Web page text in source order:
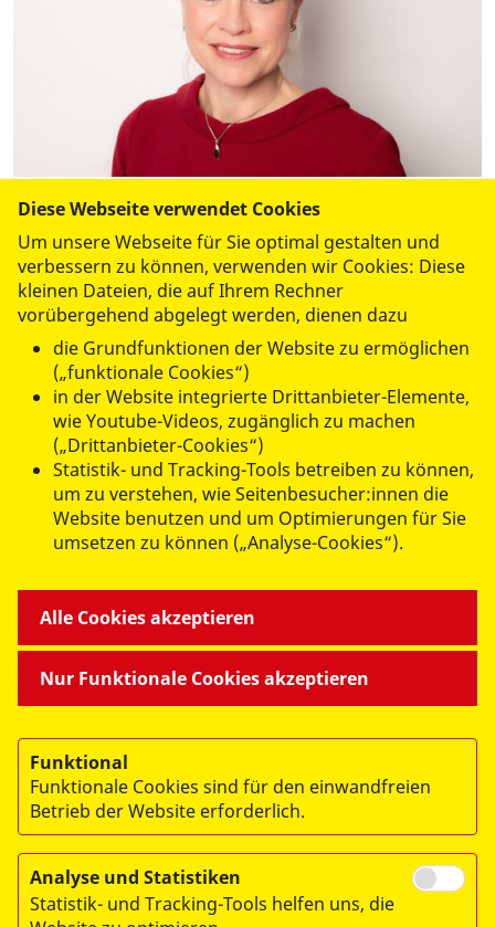
Grit Klee
Bereichsleiterin Soziale Dienste | ambulante Pflege |
Tagespflegen
Mobil Nummer:0176 14182093
g.klee@asb-dresden-kamenz.de
Dresdner Straße 3
01156 Dresden
MITMACHEN & HELFEN
BESONDERE PROJEKTE
© 2026 ASB Dresden & Kamenz
Diese Webseite verwendet Cookies
Um unsere Webseite für Sie optimal gestalten und
verbessern zu können, verwenden wir Cookies: Diese
kleinen Dateien, die auf Ihrem Rechner
vorübergehend abgelegt werden, dienen dazu
die Grundfunktionen der Website zu ermöglichen
(„funktionale Cookies“)
in der Website integrierte Drittanbieter-Elemente,
wie Youtube-Videos, zugänglich zu machen
(„Drittanbieter-Cookies“)
Statistik- und Tracking-Tools betreiben zu können,
um zu verstehen, wie Seitenbesucher:innen die
Website benutzen und um Optimierungen für Sie
umsetzen zu können („Analyse-Cookies“).
Nur Funktionale Cookies akzeptieren
Alle Cookies akzeptieren
Funktional
Funktionale Cookies sind für den einwandfreien
Betrieb der Website erforderlich.
Analyse und Statistiken
Statistik- und Tracking-Tools helfen uns, die